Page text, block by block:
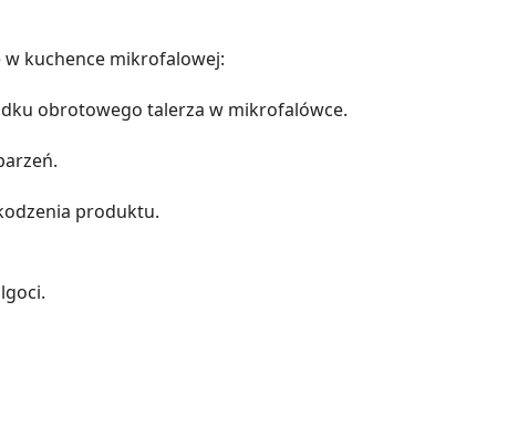
kuchence mikrofalowej:
obrotowego talerza w mikrofalówce.
produktu.